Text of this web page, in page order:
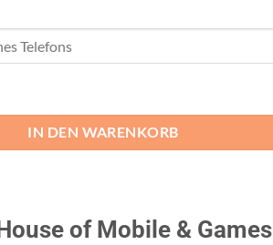
IN DEN WARENKORB
of Mobile & Games